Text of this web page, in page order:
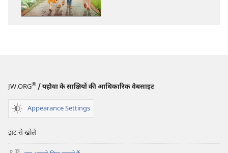
JW.ORG® / यहोवा के साक्षियों की आधिकारिक वेबसाइट
Appearance Settings
झट से खोलें